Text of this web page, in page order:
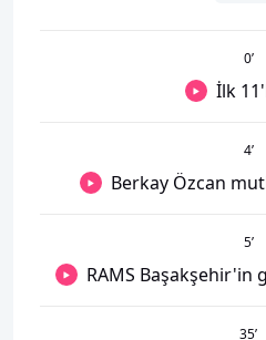
0’
İlk
4’
Berkay Özcan
5’
RAMS Başakşehir'in
35’